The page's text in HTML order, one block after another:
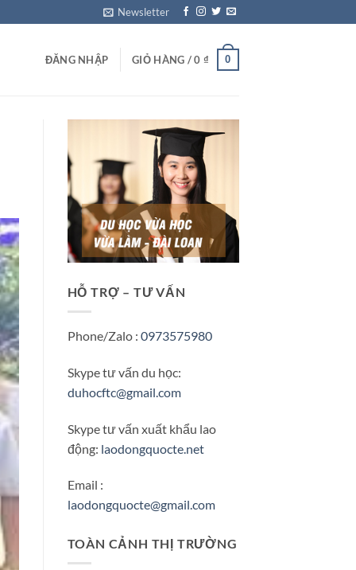
Newsletter
ĐĂNG NHẬP GIỎ HÀNG /0 ₫ 0
HỖ TRỢ – TƯ VẤN
Phone/Zalo : 0973575980
Skype tư vấn du học:
duhocftc@gmail.com
Skype tư vấn xuất khẩu lao
động: laodongquocte.net
Email :
laodongquocte@gmail.com
TOÀN CẢNH THỊ TRƯỜNG